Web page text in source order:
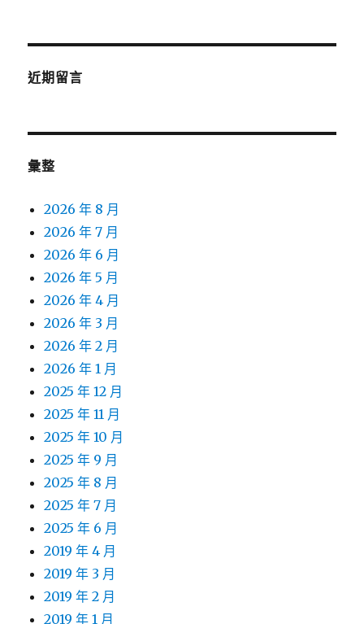
近期留言
彙整
2026 年 8 月
2026 年 7 月
2026 年 6 月
2026 年 5 月
2026 年 4 月
2026 年 3 月
2026 年 2 月
2026 年 1 月
2025 年 12 月
2025 年 11 月
2025 年 10 月
2025 年 9 月
2025 年 8 月
2025 年 7 月
2025 年 6 月
2019 年 4 月
2019 年 3 月
2019 年 2 月
2019 年 1 月